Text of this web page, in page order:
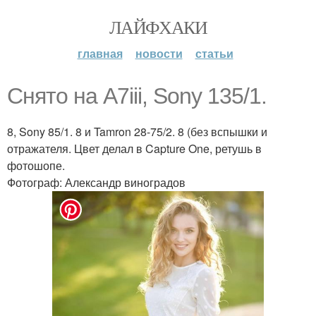
ЛАЙФХАКИ
главная новости статьи
Снято на A7iii, Sony 135/1.
8, Sony 85/1. 8 и Tamron 28-75/2. 8 (без вспышки и
отражателя. Цвет делал в Capture One, ретушь в
фотошопе.
Фотограф: Александр виноградов